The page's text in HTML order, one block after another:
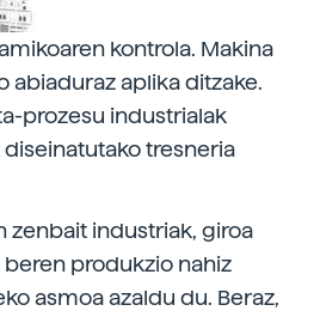
kontrola. Makina
abiaduraz aplika ditzake.
prozesu industrialak
diseinatutako tresneria
zenbait industriak, giroa
produkzio nahiz
asmoa azaldu du. Beraz,